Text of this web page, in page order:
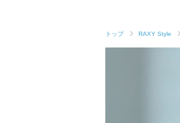
トップ RAXY Style